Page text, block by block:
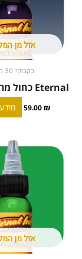
אזל מן
בקבוקי 30 מ"ל
Eternal כחול מרוכז 30 מ"ל
59.00 ₪
אזל מן